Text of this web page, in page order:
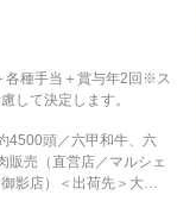
で約30分程度。利便性
神戸市は都会と自然の
育てしやすい街、全国1
（日本経済新聞社調べ
策：あり（屋内禁煙）
各種手当＋賞与年2回※ス
して決定します。
4500頭／六甲和牛、六
販売（直営店／マルシェ
影店）＜出荷先＞大阪